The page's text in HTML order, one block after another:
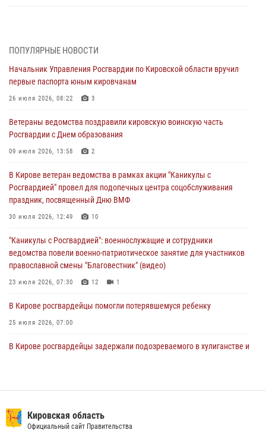
04 августа 2026, 09:30
В Кирове росгвардейцы задержали подозреваемого в грабеже
03 августа 2026, 09:01
митинге в честь Дня воздушно-десантных войск
03 августа 2026, 08:45
магазина
02 августа 2026, 07:00
1 августа – День дежурной службы войск национальной гвардии
01 августа 2026, 09:39
ПОПУЛЯРНЫЕ НОВОСТИ
Начальник Управления Росгвардии по Кировской области вручил
первые паспорта юным кировчанам
26 июля 2026, 08:22 3
Ветераны ведомства поздравили кировскую воинскую часть
Росгвардии с Днем образования
09 июля 2026, 13:58 2
В Кирове ветеран ведомства в рамках акции "Каникулы с
Росгвардией" провел для подопечных центра соцобслуживания
праздник, посвященный Дню ВМФ
30 июля 2026, 12:49 10
"Каникулы с Росгвардией": военнослужащие и сотрудники
ведомства повели военно-патриотическое занятие для участников
православной смены "Благовестник" (видео)
23 июля 2026, 07:30 12 1
В Кирове росгвардейцы помогли потерявшемуся ребенку
25 июля 2026, 07:00
В Кирове росгвардейцы задержали подозреваемого в хулиганстве и
вневедомственную охрану и поступления в ведомственные вузы
22 июля 2026, 14:51 1 2
Кировская область
Официальный сайт Правительства